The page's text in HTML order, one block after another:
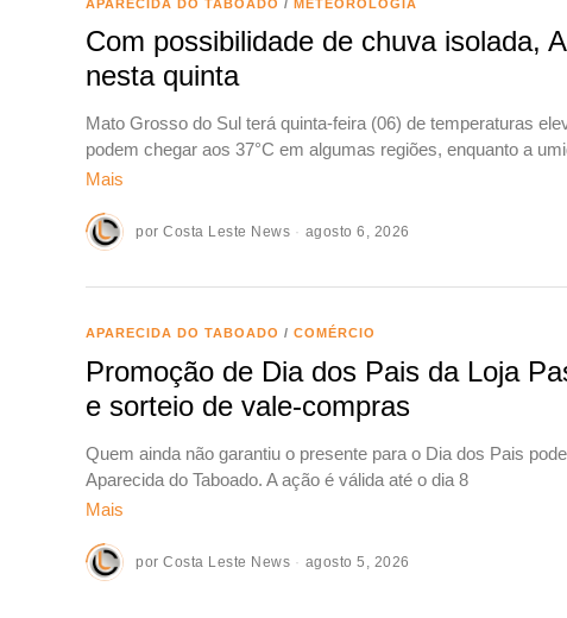
APARECIDA DO TABOADO / METEOROLOGIA
Com possibilidade de chuva isolada,
nesta quinta
Mato Grosso do Sul terá quinta-feira (06) de temperaturas
podem chegar aos 37°C em algumas regiões, enquanto a
Mais
por Costa Leste News agosto 6, 2026
APARECIDA DO TABOADO / COMÉRCIO
Promoção de Dia dos Pais da Loja
e sorteio de vale-compras
Quem ainda não garantiu o presente para o Dia dos Pais
Aparecida do Taboado. A ação é válida até o dia 8
Mais
por Costa Leste News agosto 5, 2026